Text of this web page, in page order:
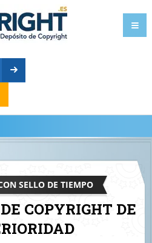
SELLO DE TIEMPO
COPYRIGHT DE